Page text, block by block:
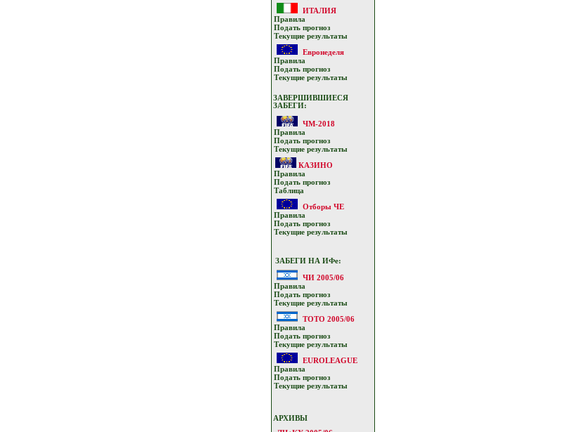
ИТАЛИЯ
Прaвилa
Подать прoгнoз
Текущие результaты
Евронеделя
Прaвилa
Подать прoгнoз
Текущие результaты
ЗАВЕРШИВШИЕСЯ
ЗАБЕГИ:
ЧМ-2018
Прaвилa
Подать прoгнoз
Текущие результaты
КАЗИНО
Прaвилa
Подать прoгнoз
Таблица
Отборы ЧЕ
Прaвилa
Подать прoгнoз
Текущие результaты
ЗАБЕГИ НА ИФе:
ЧИ 2005/06
Прaвилa
Подать прoгнoз
Текущие результaты
ТОТО 2005/06
Прaвилa
Подать прoгнoз
Текущие результaты
EUROLEAGUE
Прaвилa
Подать прoгнoз
Текущие результaты
АРХИВЫ